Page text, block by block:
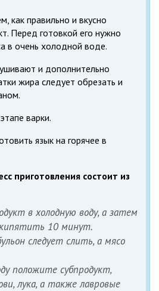
как правильно и вкусно
Перед готовкой его нужно
в очень холодной воде.
и дополнительно
жира следует обрезать и
варки.
язык на горячее в
приготовления состоит из
в холодную воду, а затем
10 минут.
следует слить, а мясо
положите субпродукт,
лука, а также лавровые